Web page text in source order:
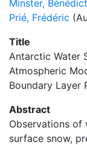
Minster,
Prié, Frédéric
Title
Antarctic Water
Atmospheric
Boundary Layer
Abstract
Observations of
surface snow,